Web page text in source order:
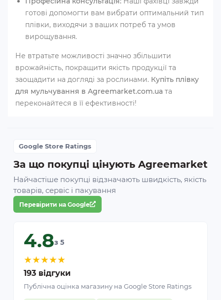
готові допомогти вам вибрати оптимальний тип
плівки, виходячи з ваших потреб та умов
вирощування.
Не втратьте можливості значно збільшити
врожайність, покращити якість продукції та
заощадити на догляді за рослинами. Купіть плівку
для мульчування в Agreemarket.com.ua та
переконайтеся в її ефективності!
Google Store Ratings
За що покупці цінують Agreemarket
Найчастіше покупці відзначають швидкість, якість
товарів, сервіс і пакування
Перевірити на Google
4.8з 5
★★★★★
193 відгуки
Публічна оцінка магазину на Google Store Ratings